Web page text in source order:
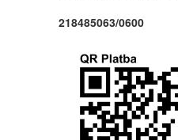
218485063/0600